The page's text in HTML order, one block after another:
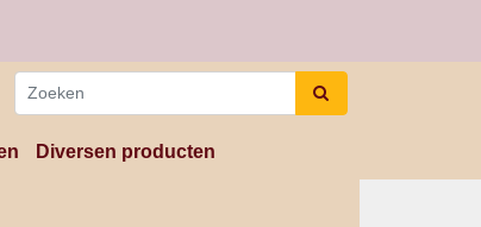
Diversen producten